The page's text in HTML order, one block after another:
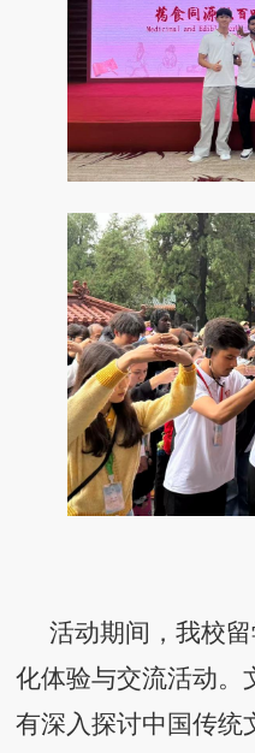
活动期间，我校
化体验与交流活动。
有深入探讨中国传统